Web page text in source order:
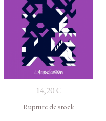
Hébergé par Vixns
Version 2.3.3
14,20€
Rupture de stock